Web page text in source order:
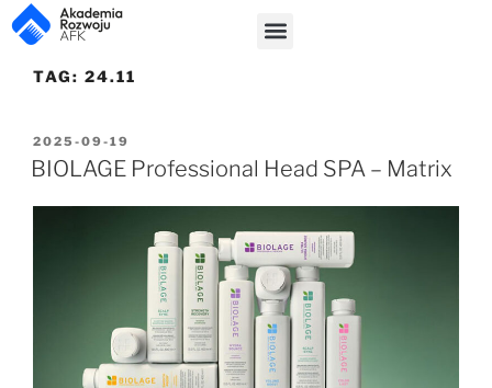
TAG: 24.11
2025-09-19
BIOLAGE Professional Head SPA – Matrix